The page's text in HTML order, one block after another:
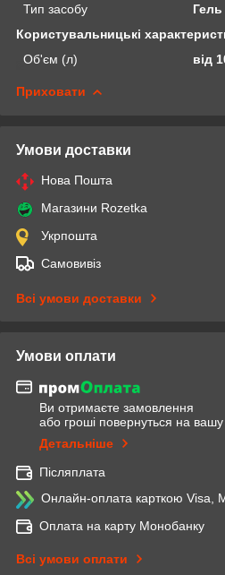
Тип засобу
Гель
Користувальницькі
Об'єм (л)
від
Приховати
Умови доставки
Нова Пошта
Магазини Rozetka
Укрпошта
Самовивіз
Всі умови доставки
Умови оплати
Ви отримаєте замовлення
або гроші повернуться на вашу
Детальніше
Післяплата
Онлайн-оплата карткою Visa,
Оплата на карту Монобанку
Всі умови оплати